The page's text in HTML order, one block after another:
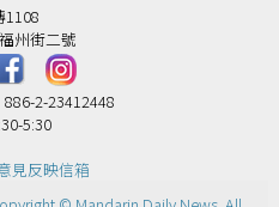
1108
州街二號
2-23412448
5:30
見反映信箱